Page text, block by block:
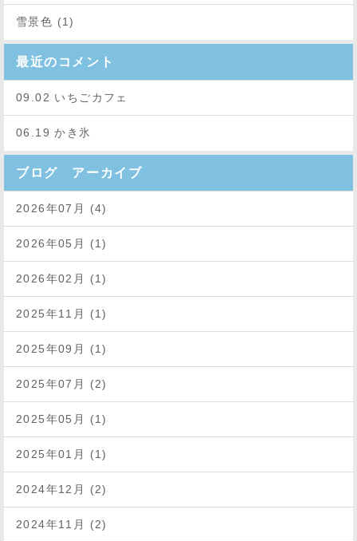
雪景色 (1)
最近のコメント
09.02 いちごカフェ
06.19 かき氷
ブログ アーカイブ
2026年07月 (4)
2026年05月 (1)
2026年02月 (1)
2025年11月 (1)
2025年09月 (1)
2025年07月 (2)
2025年05月 (1)
2025年01月 (1)
2024年12月 (2)
2024年11月 (2)